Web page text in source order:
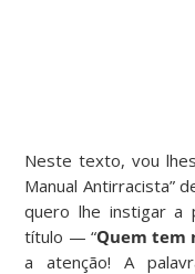
Neste texto, vou
Manual Antirracista”
quero lhe instigar a
título — “Quem tem
a atenção! A